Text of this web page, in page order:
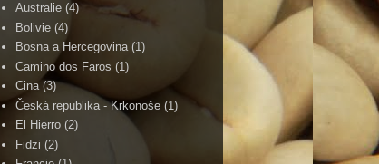
Australie (4)
Bolivie (4)
Bosna a Hercegovina (1)
Camino dos Faros (1)
Cina (3)
Česká republika - Krkonoše (1)
El Hierro (2)
Fidzi (2)